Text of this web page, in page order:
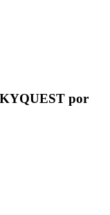
por